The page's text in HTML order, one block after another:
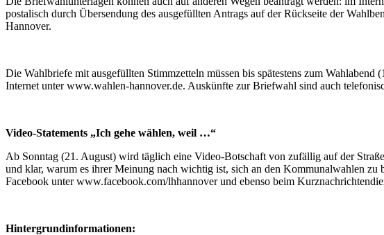
postalisch durch Übersendung des ausgefüllten Antrags auf der Rückseite der
Hannover.
Die Wahlbriefe mit ausgefüllten Stimmzetteln müssen bis spätestens zum
Internet unter www.wahlen-hannover.de. Auskünfte zur Briefwahl sind auch
Video-Statements „Ich gehe wählen, weil …“
Ab Sonntag (21. August) wird täglich eine Video-Botschaft von zufällig auf der
und klar, warum es ihrer Meinung nach wichtig ist, sich an den Kommunalwahlen
Facebook unter www.facebook.com/lhhannover und ebenso beim
Hintergrundinformationen: